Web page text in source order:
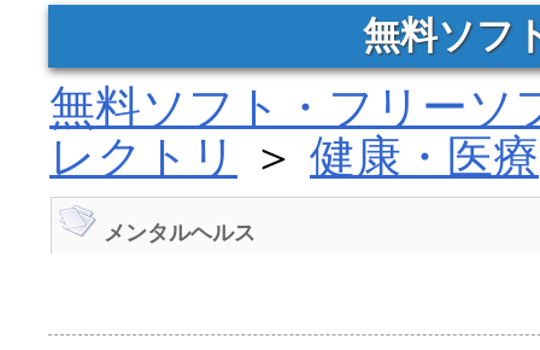
無料ソフ
無料ソフト・フリーソ
レクトリ
＞ 健康・医療
メンタルヘルス